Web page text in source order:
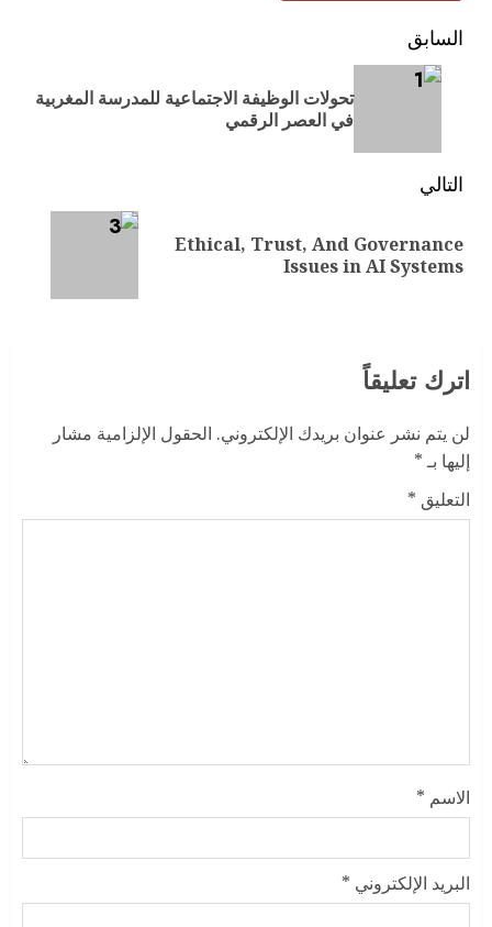
السابق
تحولات الوظيفة الاجتماعية للمدرسة المغربية
في العصر الرقمي
التالي
Ethical, Trust, And Governance
Issues in AI Systems
اترك تعليقاً
لن يتم نشر عنوان بريدك الإلكتروني. الحقول الإلزامية مشار
إليها بـ*
التعليق *
الاسم *
البريد الإلكتروني *